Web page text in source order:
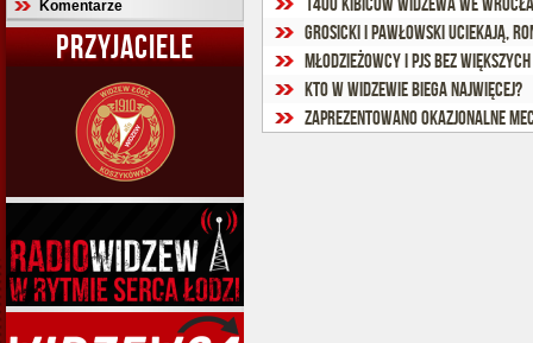
Komentarze
PRZYJACIELE
Grosicki i Pawłowski uciekają,
Młodzieżowcy i PJS bez
Kto w Widzewie biega najwięcej?
Zaprezentowano okazjonalne